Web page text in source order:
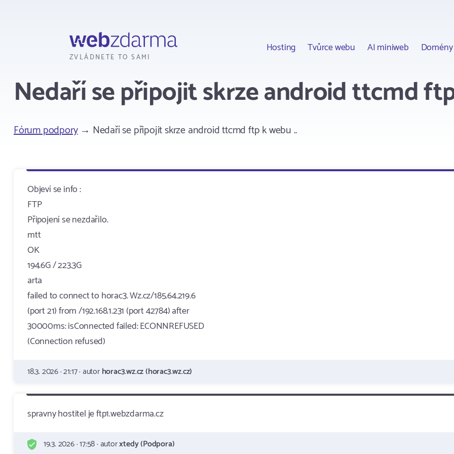
ZVLÁDNETE TO SAMI
Hosting Tvůrce webu AI miniweb Domény
Nedaří se připojit skrze android ttcmd
Fórum podpory→ Nedaří se připojit skrze android ttcmd ftp k webu ..
Objeví se info :
FTP
Připojení se nezdařilo.
mtt
OK
194.6G / 223.3G
arta
failed to connect to horac3. Wz.cz/185.64.219.6
(port 21) from /192.168.1.231 (port 42784) after
30000ms: isConnected failed: ECONNREFUSED
(Connection refused)
18.3. 2026 · 21:17 · autorhorac3.wz.cz (horac3.wz.cz)
spravny hostitel je ftp1.webzdarma.cz
19.3. 2026 · 17:58 · autorxtedy (Podpora)